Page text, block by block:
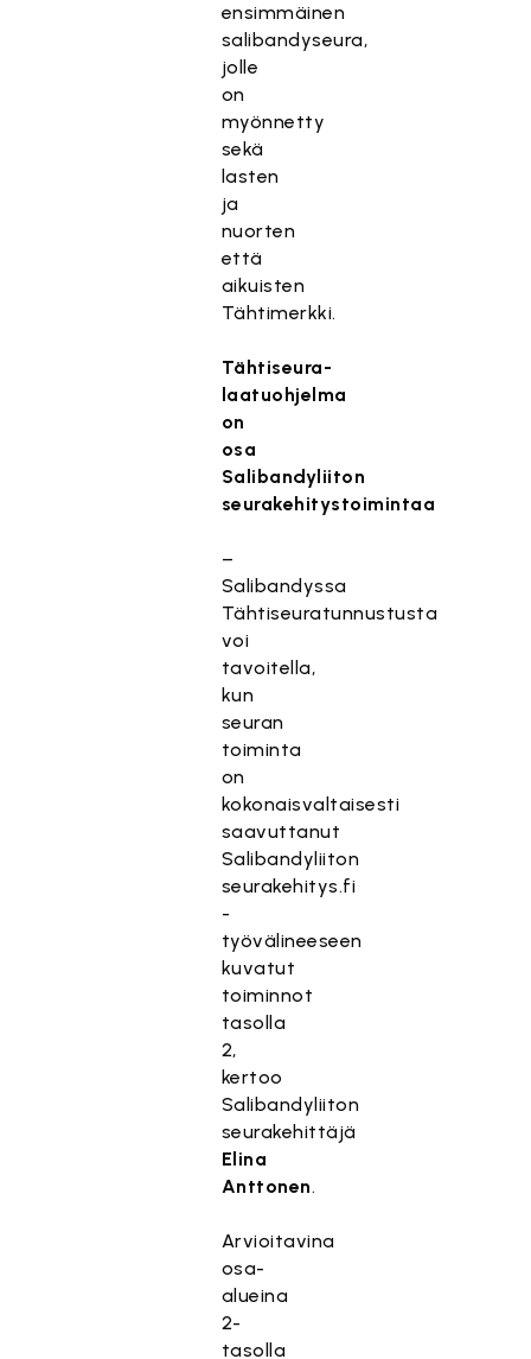
ensimmäinen
salibandyseura,
jolle
on
myönnetty
sekä
lasten
ja
nuorten
että
aikuisten
Tähtimerkki.
Tähtiseura-
laatuohjelma
on
osa
Salibandyliiton
seurakehitystoimintaa
–
Salibandyssa
Tähtiseuratunnustusta
voi
tavoitella,
kun
seuran
toiminta
on
kokonaisvaltaisesti
saavuttanut
Salibandyliiton
seurakehitys.fi
-
työvälineeseen
kuvatut
toiminnot
tasolla
2,
kertoo
Salibandyliiton
seurakehittäjä
Elina
Anttonen.
Arvioitavina
osa-
alueina
2-
tasolla